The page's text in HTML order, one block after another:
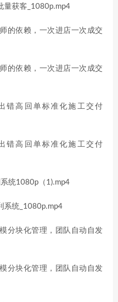
量获客_1080p.mp4
的依赖，一次进店一次成交
的依赖，一次进店一次成交
错高回单标准化施工交付
错高回单标准化施工交付
统1080p（1).mp4
系统_1080p.mp4
分块化管理，团队自动自发
分块化管理，团队自动自发